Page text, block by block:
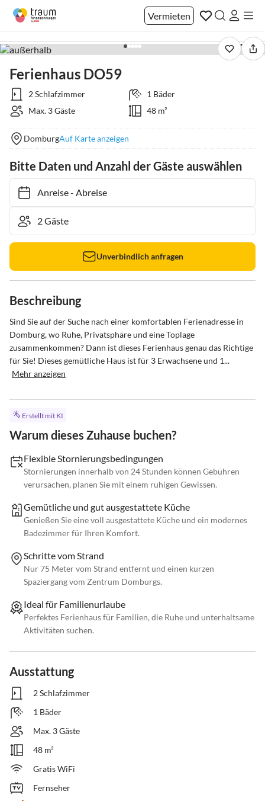
Vermieten
1 / 25
Ferienhaus DO59
2 Schlafzimmer
1 Bäder
Max. 3 Gäste
48 m²
DomburgAuf Karte anzeigen
Bitte Daten und Anzahl der Gäste auswählen
Anreise- Abreise
Unverbindlich anfragen
Beschreibung
Sind Sie auf der Suche nach einer komfortablen Ferienadresse in
Domburg, wo Ruhe, Privatsphäre und eine Toplage
zusammenkommen? Dann ist dieses Ferienhaus genau das Richtige
für Sie! Dieses gemütliche Haus ist für 3 Erwachsene und 1...
Mehr anzeigen
Erstellt mit KI
Warum dieses Zuhause buchen?
Flexible Stornierungsbedingungen
Stornierungen innerhalb von 24 Stunden können Gebühren
verursachen, planen Sie mit einem ruhigen Gewissen.
Gemütliche und gut ausgestattete Küche
Genießen Sie eine voll ausgestattete Küche und ein modernes
Badezimmer für Ihren Komfort.
Schritte vom Strand
Nur 75 Meter vom Strand entfernt und einen kurzen
Spaziergang vom Zentrum Domburgs.
Ideal für Familienurlaube
Perfektes Ferienhaus für Familien, die Ruhe und unterhaltsame
Aktivitäten suchen.
Ausstattung
2 Schlafzimmer
1 Bäder
Max. 3 Gäste
48 m²
Gratis WiFi
Fernseher